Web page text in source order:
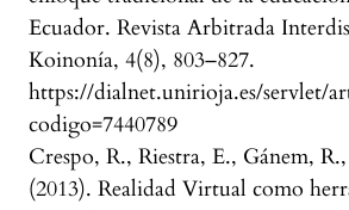
Ecuador. Revista Arbitrada
Koinonía, 4(8), 803–827.
https://dialnet.unirioja.es/servlet/
codigo=7440789
Crespo, R., Riestra, E., Gánem,
(2013). Realidad Virtual como